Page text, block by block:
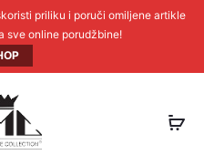
priliku i poruči omiljene artikle
sve online porudžbine!